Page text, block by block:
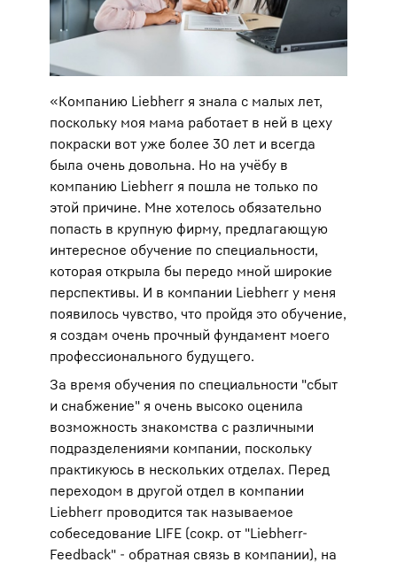
«Компанию Liebherr я знала с малых лет,
поскольку моя мама работает в ней в цеху
покраски вот уже более 30 лет и всегда
была очень довольна. Но на учёбу в
компанию Liebherr я пошла не только по
этой причине. Мне хотелось обязательно
попасть в крупную фирму, предлагающую
интересное обучение по специальности,
которая открыла бы передо мной широкие
перспективы. И в компании Liebherr у меня
появилось чувство, что пройдя это обучение,
я создам очень прочный фундамент моего
профессионального будущего.
За время обучения по специальности "сбыт
и снабжение" я очень высоко оценила
возможность знакомства с различными
подразделениями компании, поскольку
практикуюсь в нескольких отделах. Перед
переходом в другой отдел в компании
Liebherr проводится так называемое
собеседование LIFE (сокр. от "Liebherr-
Feedback" - обратная связь в компании), на